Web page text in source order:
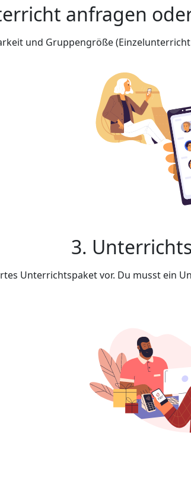
anfragen
und Gruppengröße
3.
Unterrichtspaket vor. Du musst ein